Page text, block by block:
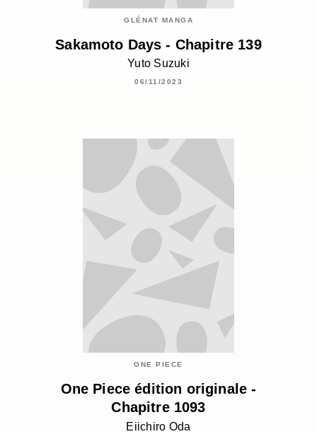
GLÉNAT MANGA
Sakamoto Days - Chapitre 139
Yuto Suzuki
06/11/2023
ONE PIECE
One Piece édition originale -
Chapitre 1093
Eiichiro Oda